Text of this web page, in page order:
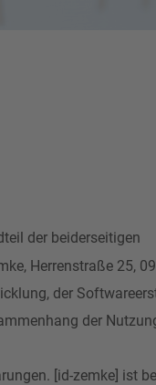
der beiderseitigen
Herrenstraße 25,
der
der
[id-zemke] ist